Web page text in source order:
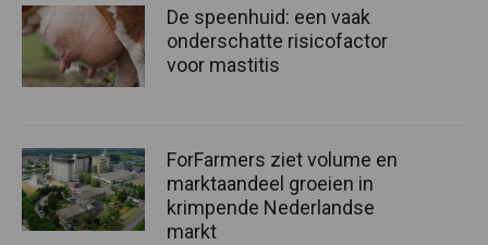
De speenhuid: een vaak
onderschatte risicofactor
voor mastitis
ForFarmers ziet volume en
marktaandeel groeien in
krimpende Nederlandse
markt